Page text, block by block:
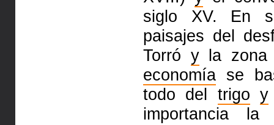
siglo XV. En
paisajes del
Torró yla zona
economía se
todo del trigo y
importancia